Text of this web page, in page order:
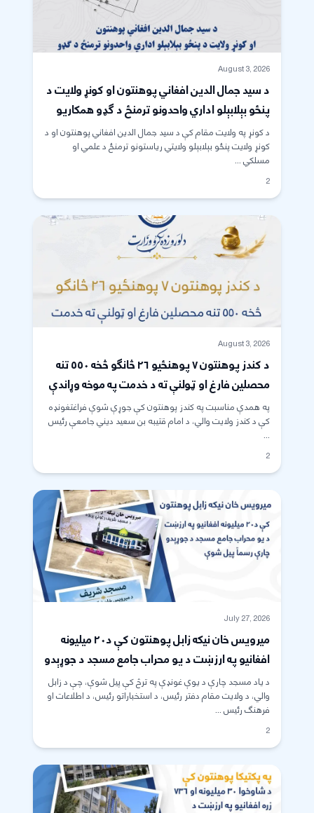
August 3, 2026
د سيد جمال الدين افغاني پوهنتون او کونړ ولايت د
پنځو بېلابېلو اداري واحدونو ترمنځ د گډو همکاریو
هوکړه ‌ليکونه لاسلیک شول.
د کونړ په ولايت مقام کې د سيد جمال الدين افغاني پوهنتون او د
کونړ ولايت پنځو بېلابېلو ولايتي رياستونو ترمنځ د علمي او
مسلکي ...
2
August 3, 2026
د کندز پوهنتون ۷ پوهنځيو ۲۶ څانګو څخه ۵۵۰ تنه
محصلین فارغ او ټولنې ته د خدمت په موخه وړاندې
شول
په همدې مناسبت په کندز پوهنتون کې جوړې شوې فراغتغونډه
کې د کندز ولایت والي، د امام قتیبه بن سعید دیني جامعې رئیس
...
2
July 27, 2026
میرویس خان نیکه زابل پوهنتون کې د۲۰ میلیونه
افغانیو په ارزښت د یو محراب جامع مسجد د جوړېدو
چارې رسماً پیل شوې
د یاد مسجد چارې د یوې غونډې په ترڅ کې پیل شوې، چې د زابل
والي، د ولایت مقام دفتر رئیس، د استخباراتو رئیس، د اطلاعات او
فرهنګ رئیس ...
2